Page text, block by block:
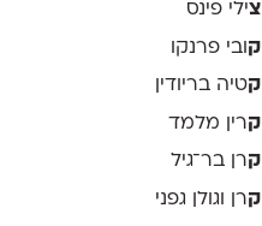
צילי פינס
קובי פרנקו
קטיה בריודין
קרין מלמד
קרן בר־גיל
קרן וגולן גפני